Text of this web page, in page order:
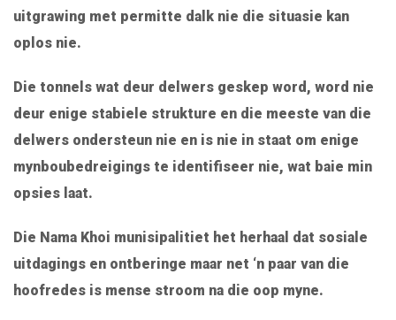
uitgrawing met permitte dalk nie die situasie kan
oplos nie.
Die tonnels wat deur delwers geskep word, word nie
deur enige stabiele strukture en die meeste van die
delwers ondersteun nie en is nie in staat om enige
mynboubedreigings te identifiseer nie, wat baie min
opsies laat.
Die Nama Khoi munisipalitiet het herhaal dat sosiale
uitdagings en ontberinge maar net ‘n paar van die
hoofredes is mense stroom na die oop myne.